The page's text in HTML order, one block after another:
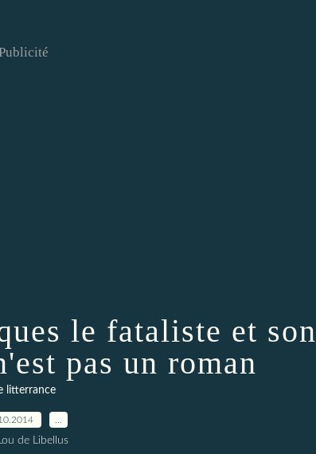
le fataliste et son
pas un roman
litterrance
de Libellus